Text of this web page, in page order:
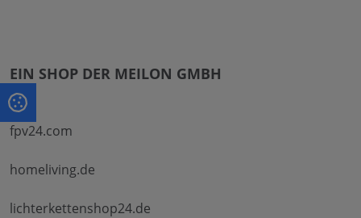
EIN SHOP DER MEILON GMBH
fpv24.com
homeliving.de
lichterkettenshop24.de